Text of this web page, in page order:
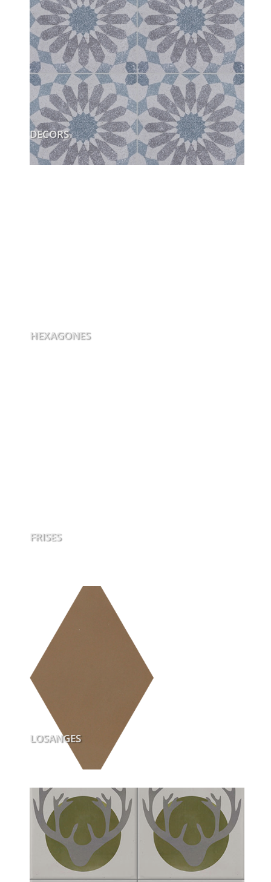
DECORS
HEXAGONES
FRISES
LOSANGES